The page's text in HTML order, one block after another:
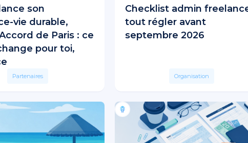
son
vie durable,
de Paris : ce
pour toi,
Partenaires
Checklist admin
tout régler avant
septembre 2026
Organisation